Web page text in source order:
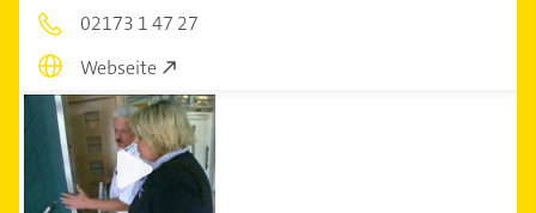
02173 1 47 27
Webseite